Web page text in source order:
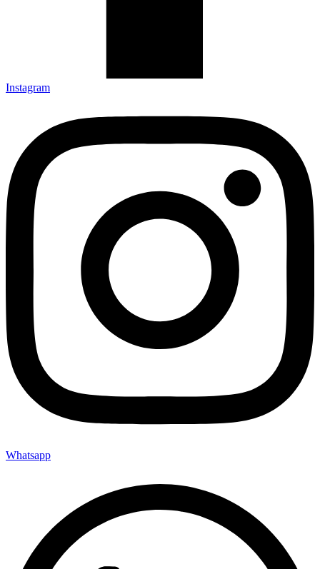
Instagram
Whatsapp